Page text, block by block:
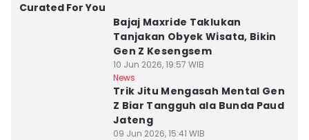
Curated For You
Bajaj Maxride Taklukan
Tanjakan Obyek Wisata, Bikin
Gen Z Kesengsem
10 Jun 2026, 19:57 WIB
News
Trik Jitu Mengasah Mental Gen
Z Biar Tangguh ala Bunda Paud
Jateng
09 Jun 2026, 15:41 WIB